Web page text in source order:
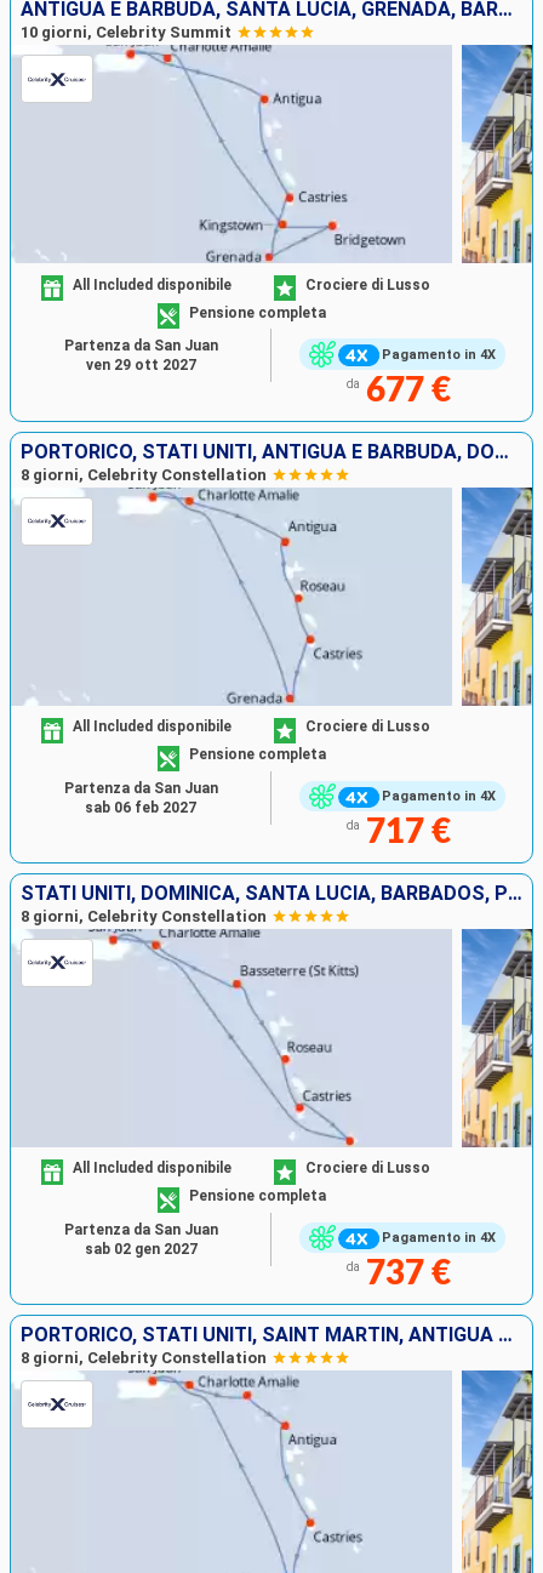
ANTIGUA E BARBUDA, SANTA LUCIA, GRENADA, BARBADOS, SAINT-VINCENT E LE GRENADINE, STATI UNITI, PORTORICO
10 giorni, Celebrity Summit
Pagamento in 4X
All Included disponibile
Crociere di Lusso
Pensione completa
da 677 €
Partenza da San Juan
ven 29 ott 2027
PORTORICO, STATI UNITI, ANTIGUA E BARBUDA, DOMINICA, SANTA LUCIA, GRENADA
8 giorni, Celebrity Constellation
Pagamento in 4X
All Included disponibile
Crociere di Lusso
Pensione completa
da 717 €
Partenza da San Juan
sab 06 feb 2027
STATI UNITI, DOMINICA, SANTA LUCIA, BARBADOS, PORTORICO
8 giorni, Celebrity Constellation
Pagamento in 4X
All Included disponibile
Crociere di Lusso
Pensione completa
da 737 €
Partenza da San Juan
sab 02 gen 2027
PORTORICO, STATI UNITI, SAINT MARTIN, ANTIGUA E BARBUDA, SANTA LUCIA, GRENADA
8 giorni, Celebrity Constellation